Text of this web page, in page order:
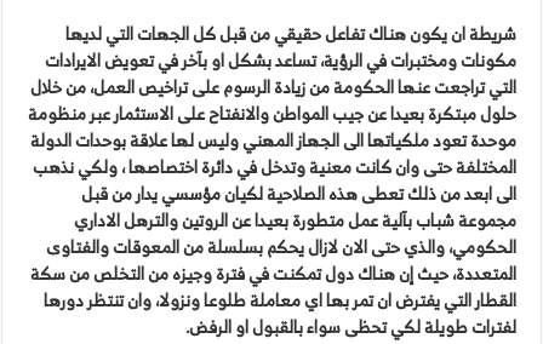
شريطة ان يكون هناك تفاعل حقيقي من قبل كل الجهات التي لديها
مكونات ومختبرات في الرؤية، تساعد بشكل او بآخر في تعويض الايرادات
التي تراجعت عنها الحكومة من زيادة الرسوم على تراخيص العمل، من خلال
حلول مبتكرة بعيدا عن جيب المواطن والانفتاح على الاستثمار عبر منظومة
موحدة تعود ملكياتها الى الجهاز المهني وليس لها علاقة بوحدات الدولة
المختلفة حتى وان كانت معنية وتدخل في دائرة اختصاصها ، ولكي نذهب
الى ابعد من ذلك تعطى هذه الصلاحية لكيان مؤسسي يدار من قبل
مجموعة شباب بآلية عمل متطورة بعيدا عن الروتين والترهل الاداري
الحكومي، والذي حتى الان لازال يحكم بسلسلة من المعوقات والفتاوى
المتعددة، حيث إن هناك دول تمكنت في فترة وجيزه من التخلص من سكة
القطار التي يفترض ان تمر بها اي معاملة طلوعا ونزولا، وان تنتظر دورها
لفترات طويلة لكي تحظى سواء بالقبول او الرفض.